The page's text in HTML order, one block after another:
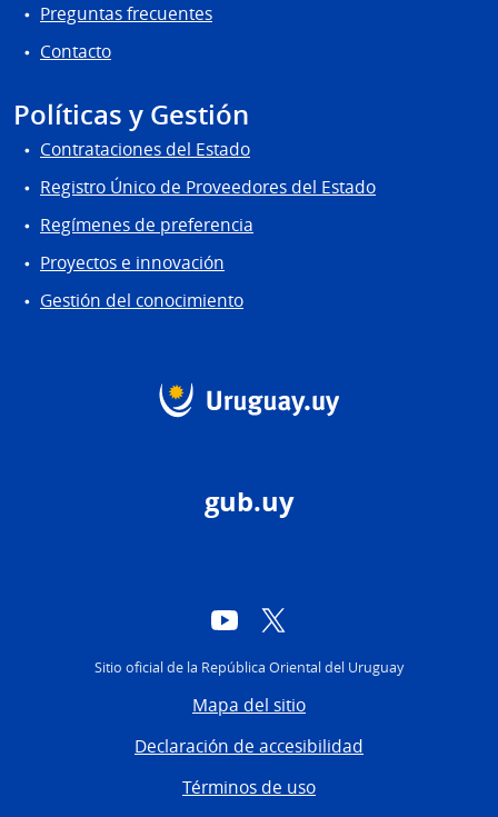
Preguntas frecuentes
Contacto
Políticas y Gestión
Contrataciones del Estado
Registro Único de Proveedores del Estado
Regímenes de preferencia
Proyectos e innovación
Gestión del conocimiento
gub.uy
YouTube
Sitio oficial de la República Oriental del Uruguay
Mapa del sitio
Declaración de accesibilidad
Términos de uso